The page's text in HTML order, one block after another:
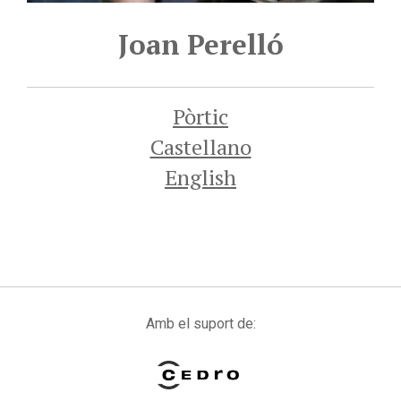
Joan Perelló
Pòrtic
Castellano
English
Amb el suport de: